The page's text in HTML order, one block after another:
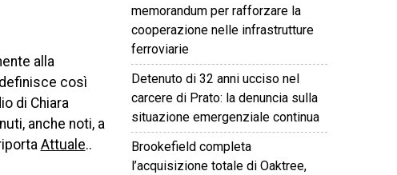
alla
così
di Chiara
anche noti, a
Attuale..
memorandum per rafforzare la
cooperazione nelle infrastrutture
ferroviarie
Detenuto di 32 anni ucciso nel
carcere di Prato: la denuncia sulla
situazione emergenziale continua
Brookefield completa
l’acquisizione totale di Oaktree,